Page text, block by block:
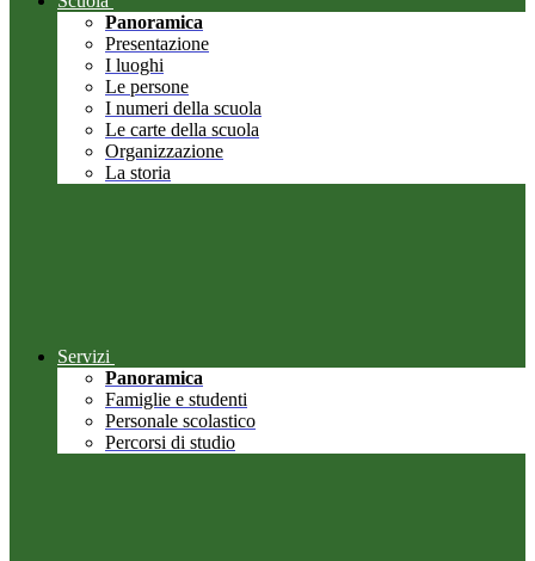
Panoramica
Presentazione
I luoghi
Le persone
I numeri della scuola
Le carte della scuola
Organizzazione
La storia
Servizi
Panoramica
Famiglie e studenti
Personale scolastico
Percorsi di studio